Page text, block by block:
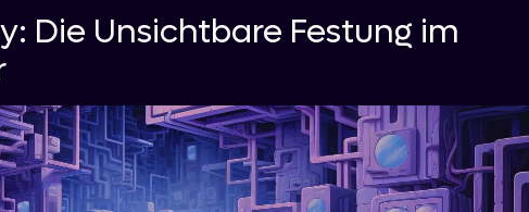
Die Unsichtbare Festung im